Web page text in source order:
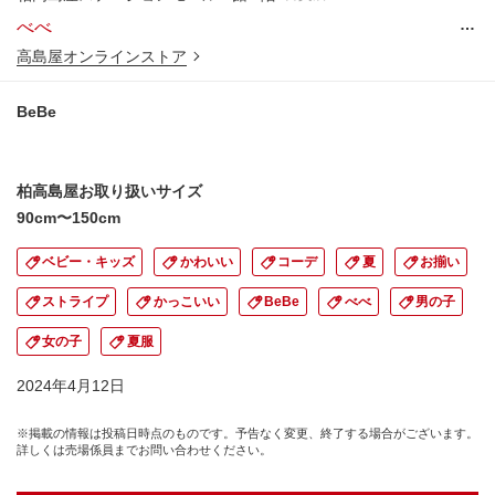
べべ
…
高島屋オンラインストア
BeBe
柏高島屋お取り扱いサイズ
90cm〜150cm
ベビー・キッズ かわいい コーデ 夏 お揃い
ストライプ かっこいい BeBe べべ 男の子
女の子 夏服
2024年4月12日
※掲載の情報は投稿日時点のものです。予告なく変更、終了する場合がございます。
詳しくは売場係員までお問い合わせください。